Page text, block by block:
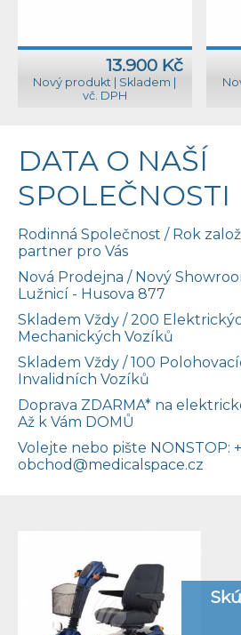
13.900 Kč
Nový produkt Skladem
vč. DPH
DATA O NAŠÍ
SPOLEČNOSTI
Rodinná Společnost / Rok
partner pro Vás
Nová Prodejna / Nový
Lužnicí - Husova 877
Skladem Vždy / 200
Mechanických Vozíků
Skladem Vždy / 100
Invalidních Vozíků
Doprava ZDARMA* na
Až k Vám DOMŮ
Volejte nebo pište NONSTOP:
obchod@medicalspace.cz